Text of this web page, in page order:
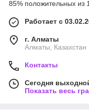
85% положительных из
Работает с
г. Алматы
Алматы, Казахстан
Контакты
Сегодня
Показать весь